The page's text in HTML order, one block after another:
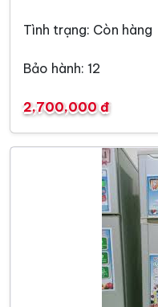
Tình trạng: Còn hàng
Bảo hành: 12
2,700,000 đ